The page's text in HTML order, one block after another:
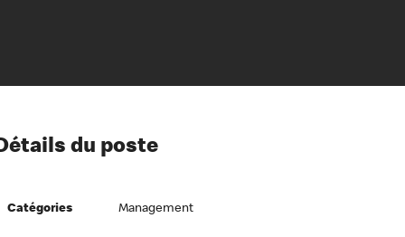
à l’égard de nos employés
directeurs
équité et inclusion
du poste
Catégories Management